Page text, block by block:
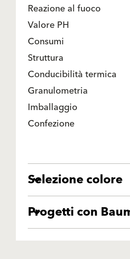
Reazione al fuoco
Valore PH
Consumi
Struttura
Conducibilità termica
Granulometria
Imballaggio
Confezione
Selezione colore
Progetti con